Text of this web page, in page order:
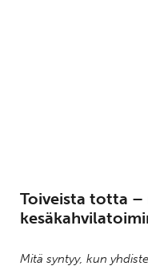
Toiveista totta –
Mitä syntyy, kun